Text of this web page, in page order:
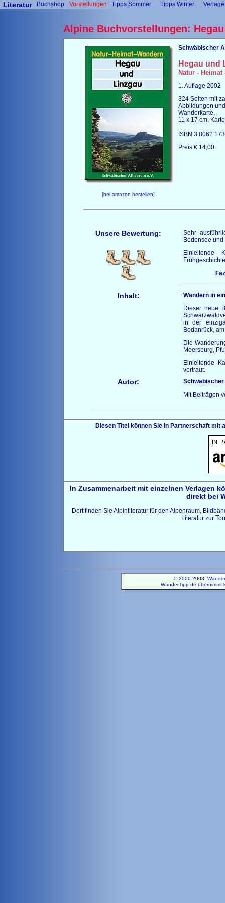
Literatur Buchshop Vorstellungen Tipps Sommer Tipps Winter Verlage
Alpine Buchvorstellungen:
[bei amazon bestellen]
Schwäbischer
Hegau und
Natur - Heimat
1. Auflage 2002
324 Seiten mit
Abbildungen
Wanderkarte,
11 x 17 cm,
ISBN 3 8062
Preis € 14,00
Unsere Bewertung:
Sehr
Bodensee und
Einleitende
Inhalt:
Wandern in
Dieser neue
in der
Bodanrück,
Die
Meersburg,
Einleitende
vertraut.
Autor:
Mit Beiträgen
Diesen Titel können Sie in Partnerschaft mit
In Zusammenarbeit mit einzelnen Verlagen
direkt bei
Dort finden Sie Alpinliteratur für den Alpenraum,
Literatur zur
© 2000-2003
WanderTipp.de übernimmt